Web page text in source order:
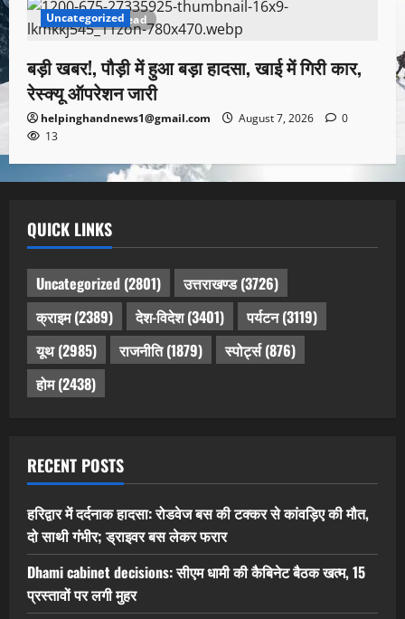
1 minute read
Uncategorized
बड़ी खबर!, पौड़ी में हुआ बड़ा हादसा, खाई में गिरी कार,
रेस्क्यू ऑपरेशन जारी
helpinghandnews1@gmail.com August 7, 2026
0
13
QUICK LINKS
Uncategorized (2801) उत्तराखण्ड(3726)
क्राइम(2389) देश-विदेश(3401) पर्यटन(3119)
यूथ(2985) राजनीति(1879) स्पोर्ट्स(876)
होम(2438)
RECENT POSTS
हरिद्वार में दर्दनाक हादसा: रोडवेज बस की टक्कर से कांवड़िए की मौत,
दो साथी गंभीर; ड्राइवर बस लेकर फरार
Dhami cabinet decisions: सीएम धामी की कैबिनेट बैठक खत्म, 15
प्रस्तावों पर लगी मुहर